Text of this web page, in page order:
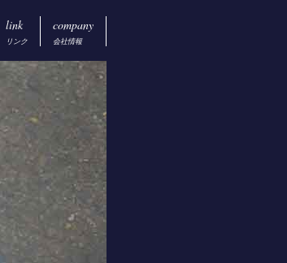
link
リンク
company
会社情報